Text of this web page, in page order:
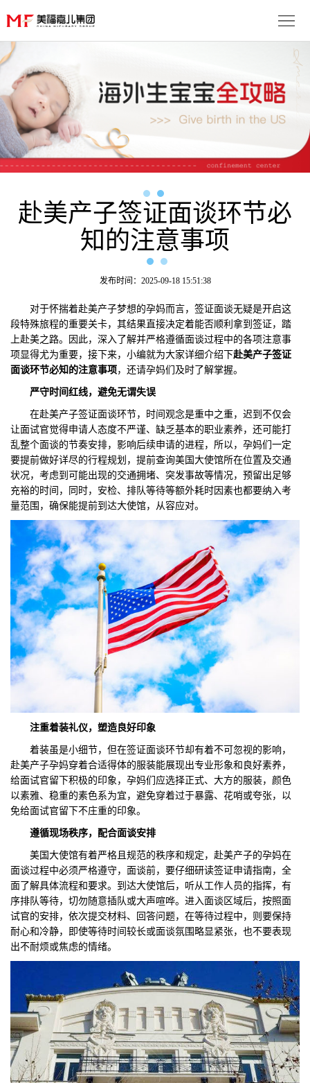
子
优
势
服
务
流
月
子
成
估
市
合
赴美产子签证面谈环节必
知的注意事项
发布时间：2025-09-18 15:51:38
对于怀揣着赴美产子梦想的孕妈而言，签证面谈无疑是开启这
段特殊旅程的重要关卡，其结果直接决定着能否顺利拿到签证，踏
上赴美之路。因此，深入了解并严格遵循面谈过程中的各项注意事
项显得尤为重要，接下来，小编就为大家详细介绍下赴美产子签证
面谈环节必知的注意事项，还请孕妈们及时了解掌握。
严守时间红线，避免无谓失误
在赴美产子签证面谈环节，时间观念是重中之重，迟到不仅会
让面试官觉得申请人态度不严谨、缺乏基本的职业素养，还可能打
乱整个面谈的节奏安排，影响后续申请的进程，所以，孕妈们一定
要提前做好详尽的行程规划，提前查询美国大使馆所在位置及交通
状况，考虑到可能出现的交通拥堵、突发事故等情况，预留出足够
充裕的时间，同时，安检、排队等待等额外耗时因素也都要纳入考
量范围，确保能提前到达大使馆，从容应对。
注重着装礼仪，塑造良好印象
着装虽是小细节，但在签证面谈环节却有着不可忽视的影响，
赴美产子孕妈穿着合适得体的服装能展现出专业形象和良好素养，
给面试官留下积极的印象，孕妈们应选择正式、大方的服装，颜色
以素雅、稳重的素色系为宜，避免穿着过于暴露、花哨或夸张，以
免给面试官留下不庄重的印象。
遵循现场秩序，配合面谈安排
美国大使馆有着严格且规范的秩序和规定，赴美产子的孕妈在
面谈过程中必须严格遵守，面谈前，要仔细研读签证申请指南，全
面了解具体流程和要求。到达大使馆后，听从工作人员的指挥，有
序排队等待，切勿随意插队或大声喧哗。进入面谈区域后，按照面
试官的安排，依次提交材料、回答问题，在等待过程中，则要保持
耐心和冷静，即使等待时间较长或面谈氛围略显紧张，也不要表现
出不耐烦或焦虑的情绪。